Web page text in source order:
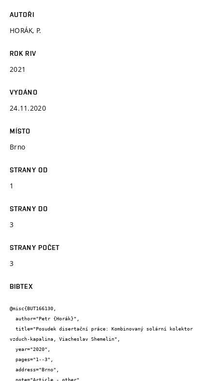
AUTOŘI
HORÁK, P.
ROK RIV
2021
VYDÁNO
24.11.2020
MÍSTO
Brno
STRANY OD
1
STRANY DO
3
STRANY POČET
3
BIBTEX
@misc{BUT166130,
vzduch-kapalina, Viacheslav Shemelin",